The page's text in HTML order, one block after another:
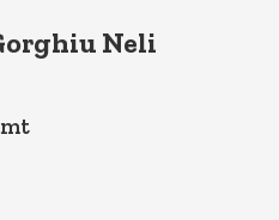
Neli